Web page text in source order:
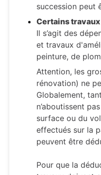
succession peut
Certains travaux
Il s’agit des
et travaux
peinture, de
Attention, les
rénovation) ne
Globalement,
n’aboutissent
surface ou du
effectués sur la
peuvent être
Pour que la